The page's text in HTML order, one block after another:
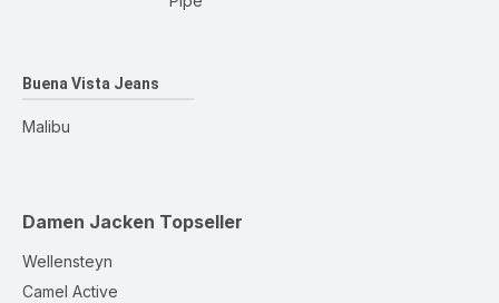
Buena Vista Jeans
Malibu
Damen Jacken Topseller
Wellensteyn
Camel Active